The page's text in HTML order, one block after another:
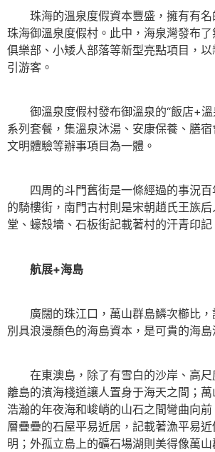
珠海的溫泉度假資本豐盛，擁有有名
珠海御溫泉度假村。此中，海泉灣發布
俱樂部、小矮人部落等新型亮點項目，
引游客。
御溫泉度假村發布御溫泉的“飯店+溫
系列套餐，集溫泉沐湯、安康保養、膳宿
文明體驗等辦事項目為一體。
四周的斗門舊街是一條經過的事況百
的騎樓街，南門古村則是宋朝趙氏王族
堂、蠔殼墻、石板街記載著村的汗青印記
航展+海島
廣闊的珠江口，萬山群島鱗次櫛比，
別具浪漫顏色的海島資本，是可貴的海島
在東澳島，除了有雪白的沙岸、高尺
離島的濱海棧道讓人置身于海天之間；
浩瀚的年夜海和峻峭的山石之間彎曲向
層疊疊的石屋平易近居，記載著漁平易
明；外孤立島上的礦石場湖則美得像萬